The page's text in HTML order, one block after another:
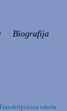
Biografija
tabela